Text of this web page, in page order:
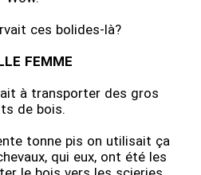
ces bolides-là?
FEMME
à transporter des gros
de bois.
tonne pis on utilisait ça
qui eux, ont été les